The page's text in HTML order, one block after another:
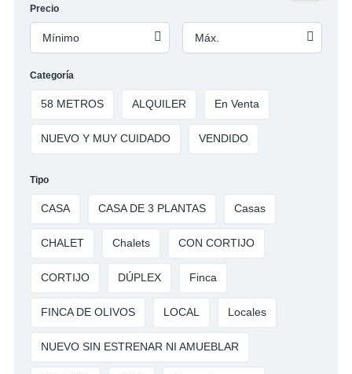
Precio
Mínimo Máx.
Categoría
58 METROS ALQUILER En Venta
NUEVO Y MUY CUIDADO VENDIDO
Tipo
CASA CASA DE 3 PLANTAS Casas
CHALET Chalets CON CORTIJO
CORTIJO DÚPLEX Finca
FINCA DE OLIVOS LOCAL Locales
NUEVO SIN ESTRENAR NI AMUEBLAR